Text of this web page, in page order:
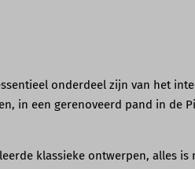
onderdeel zijn van het
in een gerenoveerd pand in de
klassieke ontwerpen, alles is